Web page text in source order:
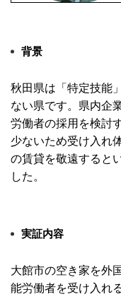
背景
秋田県は「特定技能」
ない県です。 県内企
労働者の採用を検討
少ないため受け入れ
の賃貸を敬遠すると
した。
実証内容
大館市の空き家を外
能労働者を受け入れ